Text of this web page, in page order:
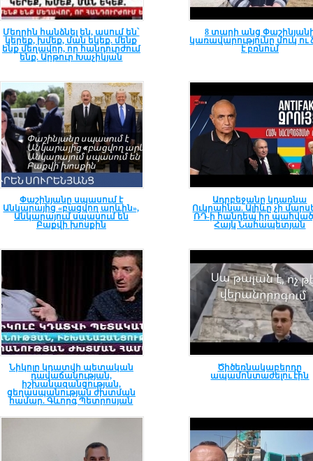
Մեղրին հանձնել են, ասում են՝
կերեք, խմեք, ման եկեք. մենք
ենք մեղավոր, որ հանդուրժում
ենք. Արթուր Խաչիկյան
8 տարի անց
կառավարությունը մուկ ու
է բռնում
Փաշինյանը սպասում է
Անկարայից «բացվող արևին»,
Անկարայում սպասում են
Բաքվի խոսքին
Ադրբեջանը կդառնա
Ուկրաինա. Ալիևը չի
ՌԴ-ի հանդեպ իր
Հայկ Նահապետյան
Նիկոլը կդատվի պետական
դավաճանության,
իշխանազանցության,
ցեղասպանության ժխտման
համար. Գևորգ Պետրոսյան
Ծիծեռնակաբերդը
ապամոնտաժելու էին